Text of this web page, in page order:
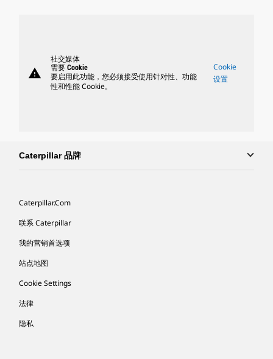
warning
社交媒体
需要 Cookie
要启用此功能，您必须接受使用针对性、功能
性和性能 Cookie。
Cookie
设置
Caterpillar 品牌
Caterpillar.com
联系 Caterpillar
我的营销首选项
站点地图
Cookie Settings
法律
隐私